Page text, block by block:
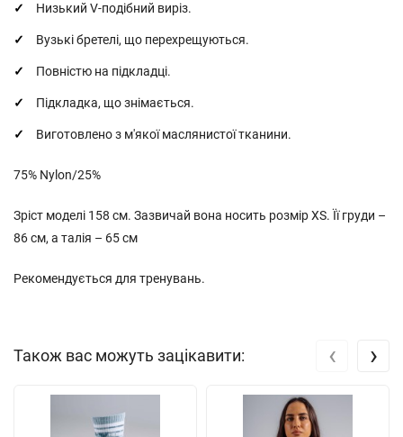
Низький V-подібний виріз.
Вузькі бретелі, що перехрещуються.
Повністю на підкладці.
Підкладка, що знімається.
Виготовлено з м'якої маслянистої тканини.
75% Nylon/25%
Зріст моделі 158 см. Зазвичай вона носить розмір XS. Її груди –
86 см, а талія – 65 см
Рекомендується для тренувань.
Також вас можуть зацікавити: ‹ ›